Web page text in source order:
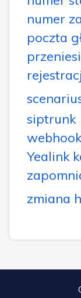
numer
poczta
siptrunk
webhook
Yealink
zmiana